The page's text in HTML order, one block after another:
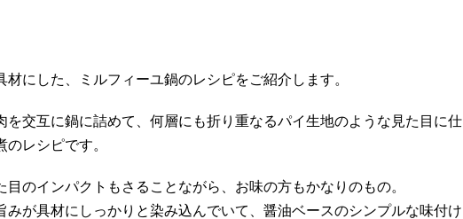
材にした、ミルフィーユ鍋のレシピをご紹介します。
を交互に鍋に詰めて、何層にも折り重なるパイ生地のような見た目に仕
のレシピです。
目のインパクトもさることながら、お味の方もかなりのもの。
みが具材にしっかりと染み込んでいて、醤油ベースのシンプルな味付け